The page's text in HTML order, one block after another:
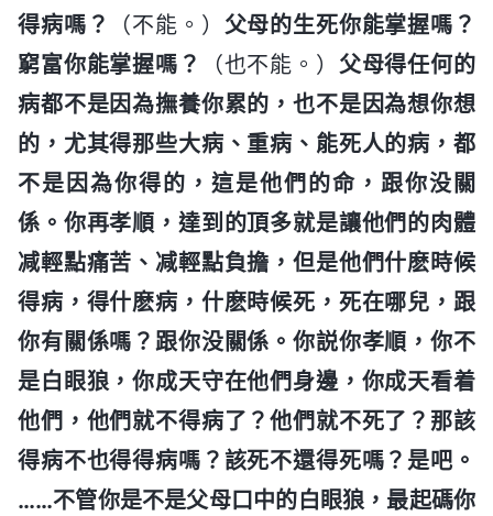
得病嗎？
（不能。） 父母的生死你能掌握嗎？
窮富你能掌握嗎？
（也不能。） 父母得任何的
病都不是因為撫養你累的，也不是因為想你想
的，尤其得那些大病、重病、能死人的病，都
不是因為你得的，這是他們的命，跟你没關
係。你再孝順，達到的頂多就是讓他們的肉體
减輕點痛苦、减輕點負擔，但是他們什麽時候
得病，得什麽病，什麽時候死，死在哪兒，跟
你有關係嗎？跟你没關係。你説你孝順，你不
是白眼狼，你成天守在他們身邊，你成天看着
他們，他們就不得病了？他們就不死了？那該
得病不也得得病嗎？該死不還得死嗎？是吧。
……不管你是不是父母口中的白眼狼，最起碼你